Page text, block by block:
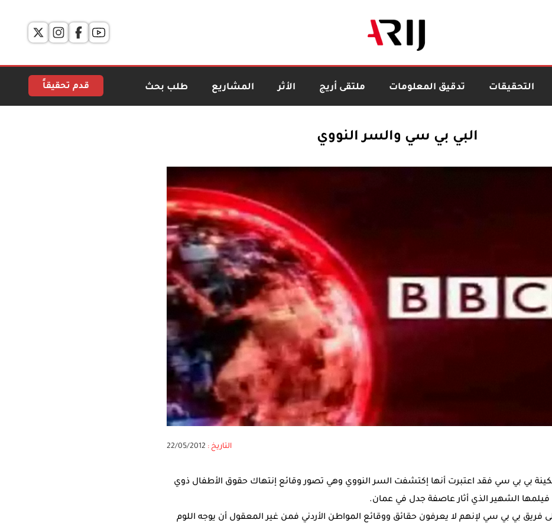
التحقيقات تدقيق المعلومات ملتقى أريج الأثر المشاريع طلب بحث قدم تحقيقاً
البي بي سي والسر النووي
التاريخ : 22/05/2012
بي بي سي فقد اعتبرت أنها إكتشفت السر النووي وهي تصور وقائع إنتهاك حقوق الأطفال ذوي
الشهير الذي أثار عاصفة جدل في عمان.
بي بي سي لإنهم لا يعرفون حقائق ووقائع المواطن الأردني فمن غير المعقول أن يوجه اللوم